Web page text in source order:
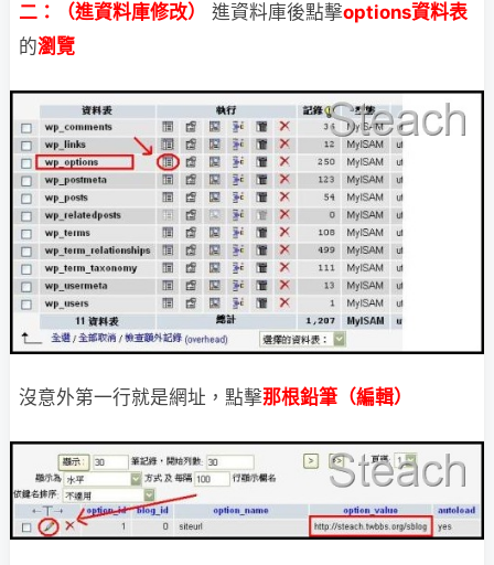
二：（進資料庫修改）
進資料庫後點擊options資料表
的瀏覽
沒意外第一行就是網址，點擊那根鉛筆（編輯）